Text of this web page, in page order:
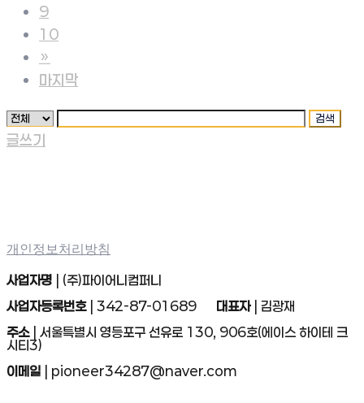
9
10
»
마지막
검색
글쓰기
개인정보처리방침
사업자명 | (주)파이어니컴퍼니
사업자등록번호| 342-87-01689 대표자| 김광재
주소| 서울특별시 영등포구 선유로 130, 906호(에이스 하이테 크
시티3)
이메일 | pioneer34287@naver.com